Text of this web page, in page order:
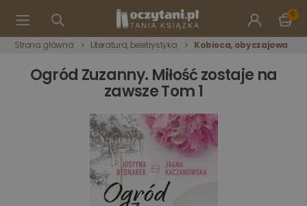
0
Strona główna Literatura, beletrystyka Kobieca, obyczajowa
Ogród Zuzanny. Miłość zostaje na
zawsze Tom 1